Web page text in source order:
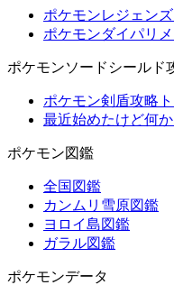
ポケモンレジェン
ポケモンダイパリ
ポケモンソードシールド
ポケモン剣盾攻略
最近始めたけど何
ポケモン図鑑
全国図鑑
カンムリ雪原図鑑
ヨロイ島図鑑
ガラル図鑑
ポケモンデータ